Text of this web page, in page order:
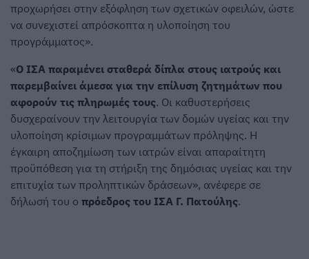
προχωρήσει στην εξόφληση των σχετικών οφειλών, ώστε
να συνεχιστεί απρόσκοπτα η υλοποίηση του
προγράμματος».
«Ο ΙΣΑ παραμένει σταθερά δίπλα στους ιατρούς και
παρεμβαίνει άμεσα για την επίλυση ζητημάτων που
αφορούν τις πληρωμές τους. Οι καθυστερήσεις
δυσχεραίνουν την λειτουργία των δομών υγείας και την
υλοποίηση κρίσιμων προγραμμάτων πρόληψης. Η
έγκαιρη αποζημίωση των ιατρών είναι απαραίτητη
προϋπόθεση για τη στήριξη της δημόσιας υγείας και την
επιτυχία των προληπτικών δράσεων», ανέφερε σε
δήλωσή του ο πρόεδρος του ΙΣΑ Γ. Πατούλης.